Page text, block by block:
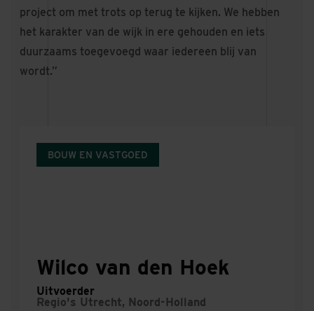
project om met trots op terug te kijken. We hebben
het karakter van de wijk in ere gehouden en iets
duurzaams toegevoegd waar iedereen blij van
wordt.”
BOUW EN VASTGOED
Wilco van den Hoek
Uitvoerder
Regio's Utrecht, Noord-Holland